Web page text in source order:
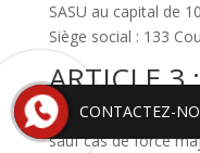
SASU au capital de
Siège social : 133
ARTICLE 3
Le site est
sauf cas de force
CONTACTEZ-